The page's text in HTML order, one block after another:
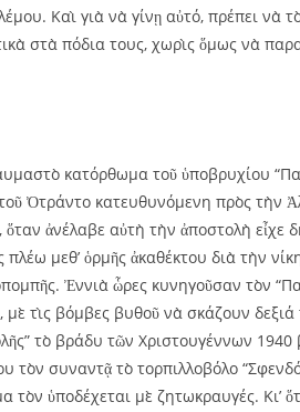
Καὶ γιὰ νὰ γίνῃ αὐτό, πρέπει νὰ
στὰ πόδια τους, χωρὶς ὅμως νὰ
κατόρθωμα τοῦ ὑποβρυχίου
Ὀτράντο κατευθυνόμενη πρὸς τὴν
ὅταν ἀνέλαβε αὐτὴ τὴν ἀποστολὴ
μεθ’ ὁρμῆς ἀκαθέκτου διὰ τὴν
Ἐννιὰ ὧρες κυνηγοῦσαν τὸν
τὶς βόμβες βυθοῦ νὰ σκάζουν δεξιά
τὸ βράδυ τῶν Χριστουγέννων 1940
τὸν συναντᾷ τὸ τορπιλλοβόλο
ὑποδέχεται μὲ ζητωκραυγές. Κι’